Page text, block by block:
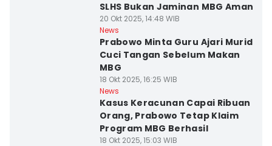
SLHS Bukan Jaminan MBG Aman
20 Okt 2025, 14:48 WIB
News
Prabowo Minta Guru Ajari Murid
Cuci Tangan Sebelum Makan
MBG
18 Okt 2025, 16:25 WIB
News
Kasus Keracunan Capai Ribuan
Orang, Prabowo Tetap Klaim
Program MBG Berhasil
18 Okt 2025, 15:03 WIB